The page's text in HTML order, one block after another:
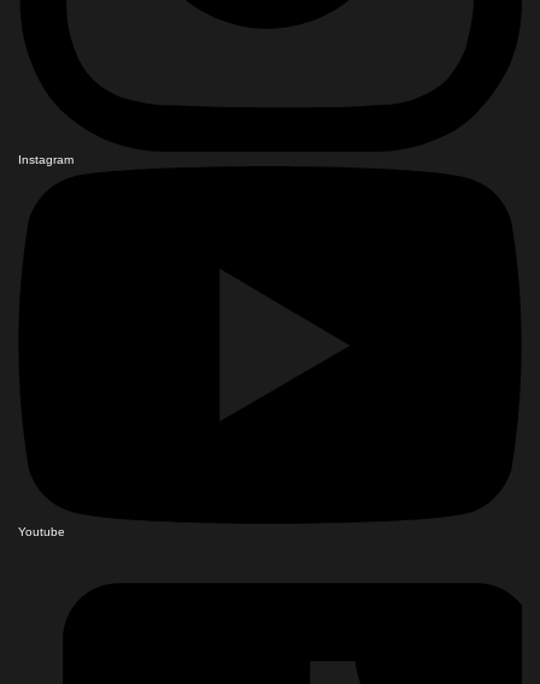
Instagram
Youtube